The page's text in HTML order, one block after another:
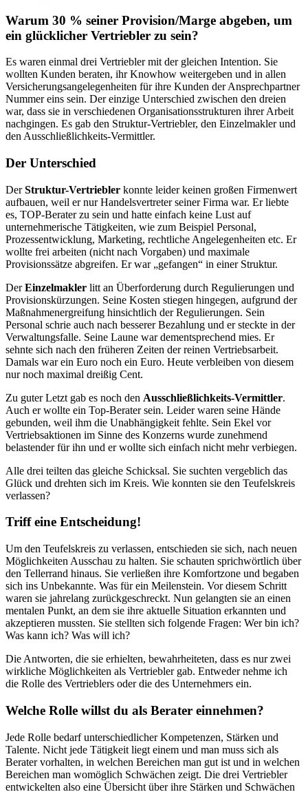
Warum 30 % seiner Provision/Marge abgeben, um
ein glücklicher Vertriebler zu sein?
Es waren einmal drei Vertriebler mit der gleichen Intention. Sie
wollten Kunden beraten, ihr Knowhow weitergeben und in allen
Versicherungs­angelegenheiten für ihre Kunden der Ansprechpartner
Nummer eins sein. Der einzige Unterschied zwischen den dreien
war, dass sie in verschiedenen Organisationsstrukturen ihrer Arbeit
nachgingen. Es gab den Struktur-Vertriebler, den Einzelmakler und
den Ausschließlichkeits-Vermittler.
Der Unterschied
DerStruktur-Vertriebler konnte leider keinen großen Firmenwert
aufbauen, weil er nur Handelsvertreter seiner Firma war. Er liebte
es, TOP-Berater zu sein und hatte einfach keine Lust auf
unternehmerische Tätigkeiten, wie zum Beispiel Personal,
Prozessentwicklung, Marketing, rechtliche Angelegenheiten etc. Er
wollte frei arbeiten (nicht nach Vorgaben) und maximale
Provisionssätze abgreifen. Er war „gefangen“ in einer Struktur.
DerEinzelmakler litt an Überforderung durch Regulierungen und
Provisionskürzungen. Seine Kosten stiegen hingegen, aufgrund der
Maßnahmenergreifung hinsichtlich der Regulierungen. Sein
Personal schrie auch nach besserer Bezahlung und er steckte in der
Verwaltungsfalle. Seine Laune war dementsprechend mies. Er
sehnte sich nach den früheren Zeiten der reinen Vertriebsarbeit.
Damals war ein Euro noch ein Euro. Heute verbleiben von diesem
nur noch maximal dreißig Cent.
Zu guter Letzt gab es noch den Ausschließlichkeits-Vermittler.
Auch er wollte ein Top-Berater sein. Leider waren seine Hände
gebunden, weil ihm die Unabhängigkeit fehlte. Sein Ekel vor
Vertriebsaktionen im Sinne des Konzerns wurde zunehmend
belastender für ihn und er wollte sich einfach nicht mehr verbiegen.
Alle drei teilten das gleiche Schicksal. Sie suchten vergeblich das
Glück und drehten sich im Kreis. Wie konnten sie den Teufelskreis
verlassen?
Triff eine Entscheidung!
Um den Teufelskreis zu verlassen, entschieden sie sich, nach neuen
Möglichkeiten Ausschau zu halten. Sie schauten sprichwörtlich über
den Tellerrand hinaus. Sie verließen ihre Komfortzone und begaben
sich ins Unbekannte. Was für ein Meilenstein. Vor diesem Schritt
waren sie jahrelang zurückgeschreckt. Nun gelangten sie an einen
mentalen Punkt, an dem sie ihre aktuelle Situation erkannten und
akzeptieren mussten. Sie stellten sich folgende Fragen: Wer bin ich?
Was kann ich? Was will ich?
Die Antworten, die sie erhielten, bewahrheiteten, dass es nur zwei
wirkliche Möglichkeiten als Vertriebler gab. Entweder nehme ich
die Rolle des Vertrieblers oder die des Unternehmers ein.
Welche Rolle willst du als Berater einnehmen?
Jede Rolle bedarf unterschiedlicher Kompetenzen, Stärken und
Talente. Nicht jede Tätigkeit liegt einem und man muss sich als
Berater vorhalten, in welchen Bereichen man gut ist und in welchen
Bereichen man womöglich Schwächen zeigt. Die drei Vertriebler
entwickelten also eine Übersicht über ihre Stärken und Schwächen